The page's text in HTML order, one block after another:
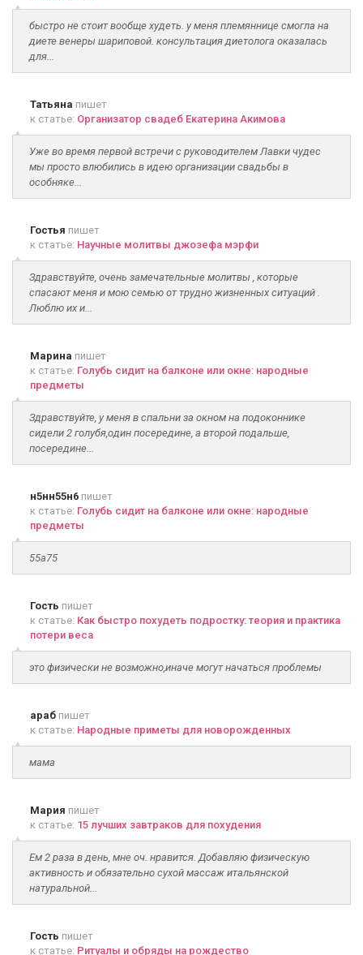
быстро не стоит вообще худеть. у меня племяннице смогла на
диете венеры шариповой. консультация диетолога оказалась
для...
Татьяна пишет
к статье: Организатор свадеб Екатерина Акимова
Уже во время первой встречи с руководителем Лавки чудес
мы просто влюбились в идею организации свадьбы в
особняке...
Гостья пишет
к статье: Научные молитвы джозефа мэрфи
Здравствуйте, очень замечательные молитвы , которые
спасают меня и мою семью от трудно жизненных ситуаций .
Люблю их и...
Марина пишет
к статье: Голубь сидит на балконе или окне: народные
предметы
Здравствуйте, у меня в спальни за окном на подоконнике
сидели 2 голубя,один посередине, а второй подальше,
посередине...
н5нн55н6 пишет
к статье: Голубь сидит на балконе или окне: народные
предметы
55а75
Гость пишет
к статье: Как быстро похудеть подростку: теория и практика
потери веса
это физически не возможно,иначе могут начаться проблемы
араб пишет
к статье: Народные приметы для новорожденных
мама
Мария пишет
к статье: 15 лучших завтраков для похудения
Ем 2 раза в день, мне оч. нравится. Добавляю физическую
активность и обязательно сухой массаж итальянской
натуральной...
Гость пишет
к статье: Ритуалы и обряды на рождество